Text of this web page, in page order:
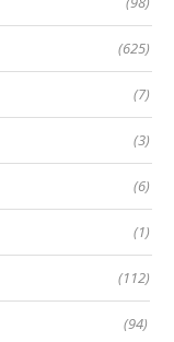
(625)
(7)
(3)
(6)
(1)
(112)
(94)